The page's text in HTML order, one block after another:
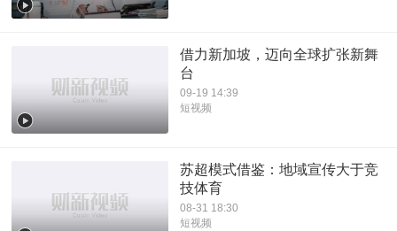
借力新加坡，迈向全球扩张新舞
台
09-19 14:39
短视频
苏超模式借鉴：地域宣传大于竞
技体育
08-31 18:30
短视频